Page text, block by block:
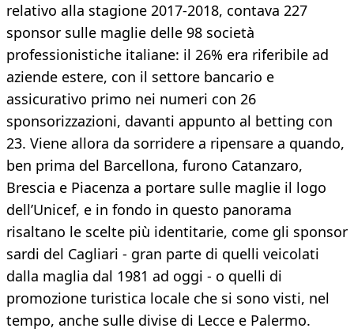
relativo alla stagione 2017-2018, contava 227
sponsor sulle maglie delle 98 società
professionistiche italiane: il 26% era riferibile ad
aziende estere, con il settore bancario e
assicurativo primo nei numeri con 26
sponsorizzazioni, davanti appunto al betting con
23. Viene allora da sorridere a ripensare a quando,
ben prima del Barcellona, furono Catanzaro,
Brescia e Piacenza a portare sulle maglie il logo
dell’Unicef, e in fondo in questo panorama
risaltano le scelte più identitarie, come gli sponsor
sardi del Cagliari - gran parte di quelli veicolati
dalla maglia dal 1981 ad oggi - o quelli di
promozione turistica locale che si sono visti, nel
tempo, anche sulle divise di Lecce e Palermo.